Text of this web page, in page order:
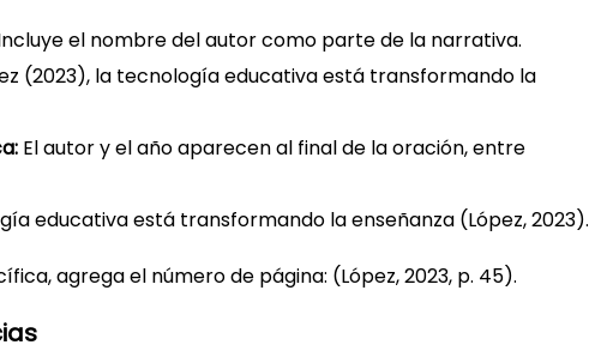
el nombre del autor como parte de la narrativa.
(2023), la tecnología educativa está transformando la
El autor y el año aparecen al final de la oración, entre
educativa está transformando la enseñanza (López, 2023).
agrega el número de página: (López, 2023, p. 45).